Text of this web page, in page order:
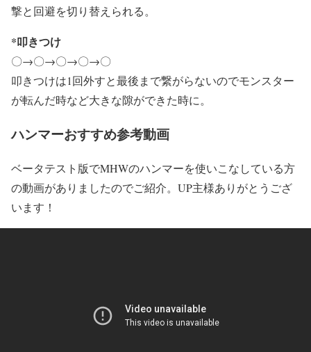
撃と回避を切り替えられる。
*叩きつけ
〇→〇→〇→〇→〇
叩きつけは1回外すと最後まで繋がらないのでモンスター
が転んだ時など大きな隙ができた時に。
ハンマーおすすめ参考動画
ベータテスト版でMHWのハンマーを使いこなしている方
の動画がありましたのでご紹介。UP主様ありがとうござ
います！